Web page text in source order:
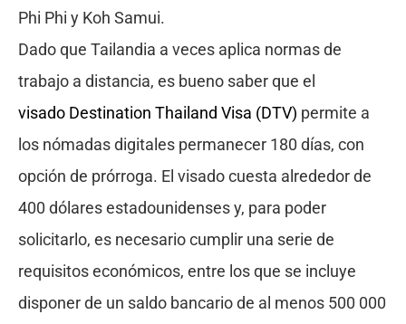
Phi Phi y Koh Samui.
Dado que Tailandia a veces aplica normas de
trabajo a distancia, es bueno saber que el
visado Destination Thailand Visa (DTV) permite a
los nómadas digitales permanecer 180 días, con
opción de prórroga. El visado cuesta alrededor de
400 dólares estadounidenses y, para poder
solicitarlo, es necesario cumplir una serie de
requisitos económicos, entre los que se incluye
disponer de un saldo bancario de al menos 500 000